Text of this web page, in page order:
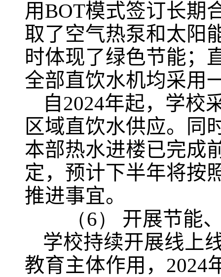
用 BOT模式签订长期
取了空气热泵和太阳
时体现了绿色节能；
全部直饮水机均采用
自2024年起，学校
区域直饮水供应。
同
本部热水进楼已完成
定，预计下半年将按
推进事宜。
（6） 开展节能
学校持续开展线上
教育主体作用， 2024